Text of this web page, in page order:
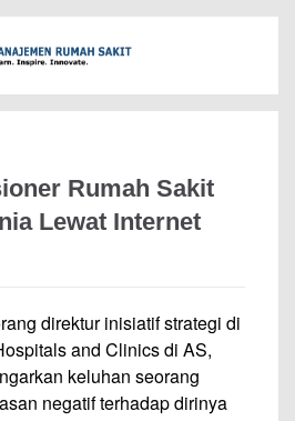
Rumah Sakit
Lewat Internet
direktur inisiatif strategi di
and Clinics di AS,
keluhan seorang
negatif terhadap dirinya